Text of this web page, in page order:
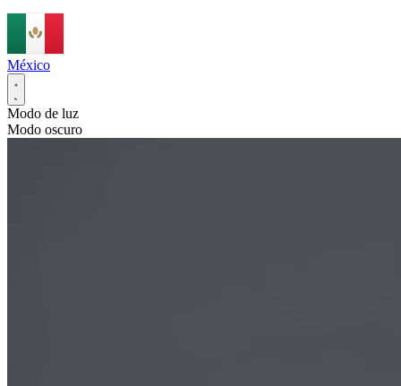
México
Modo de luz
Modo oscuro